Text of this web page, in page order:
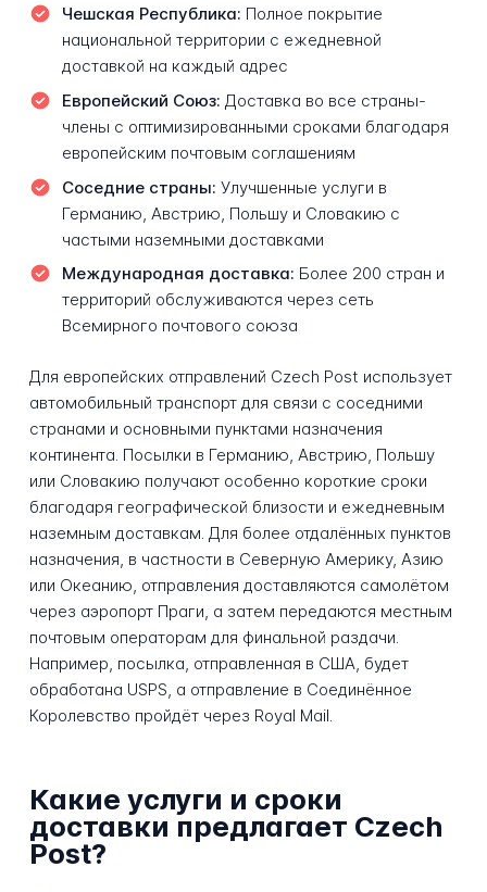
Чешская Республика: Полное покрытие
национальной территории с ежедневной
доставкой на каждый адрес
Европейский Союз: Доставка во все страны-
члены с оптимизированными сроками благодаря
европейским почтовым соглашениям
Соседние страны: Улучшенные услуги в
Германию, Австрию, Польшу и Словакию с
частыми наземными доставками
Международная доставка: Более 200 стран и
территорий обслуживаются через сеть
Всемирного почтового союза
Для европейских отправлений Czech Post использует
автомобильный транспорт для связи с соседними
странами и основными пунктами назначения
континента. Посылки в Германию, Австрию, Польшу
или Словакию получают особенно короткие сроки
благодаря географической близости и ежедневным
наземным доставкам. Для более отдалённых пунктов
назначения, в частности в Северную Америку, Азию
или Океанию, отправления доставляются самолётом
через аэропорт Праги, а затем передаются местным
почтовым операторам для финальной раздачи.
Например, посылка, отправленная в США, будет
обработана USPS, а отправление в Соединённое
Королевство пройдёт через Royal Mail.
Какие услуги и сроки
доставки предлагает Czech
Post?